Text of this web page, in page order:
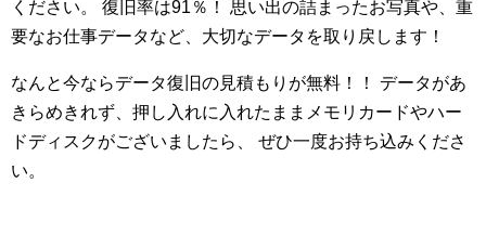
ください。
復旧率は91％！ 思い出の詰まったお写真や、重
要なお仕事データなど、大切なデータを取り戻します！
なんと今ならデータ復旧の見積もりが無料！！
データがあ
きらめきれず、押し入れに入れたままメモリカードやハー
ドディスクがございましたら、
ぜひ一度お持ち込みくださ
い。